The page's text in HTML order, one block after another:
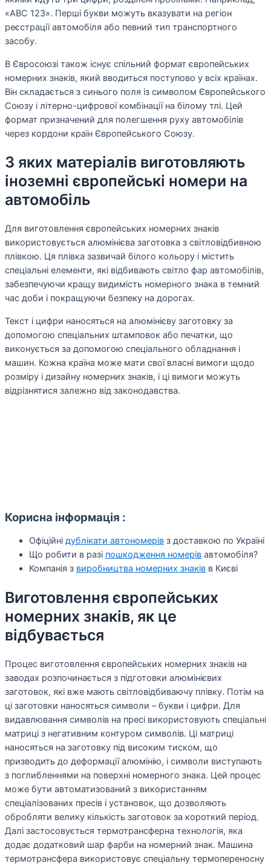
«ABC 123». Перші букви можуть вказувати на регіон
реєстрації автомобіля або певний тип транспортного
засобу.
В Євросоюзі також існує спільний формат європейських
номерних знаків, який вводиться поступово у всіх країнах.
Він складається з синього поля із символом Європейського
Союзу і літерно-цифрової комбінації на білому тлі. Цей
формат призначений для полегшення руху автомобілів
через кордони країн Європейського Союзу.
З яких матеріалів виготовляють
іноземні європейські номери на
автомобіль
Для виготовлення європейських номерних знаків
використовується алюмінієва заготовка з світловідбивною
плівкою. Ця плівка зазвичай білого кольору і містить
спеціальні елементи, які відбивають світло фар автомобілів,
забезпечуючи кращу видимість номерного знака в темний
час доби і покращуючи безпеку на дорогах.
Текст і цифри наносяться на алюмінієву заготовку за
допомогою спеціальних штамповок або печатки, що
виконується за допомогою спеціального обладнання і
машин. Кожна країна може мати свої власні вимоги щодо
розміру і дизайну номерних знаків, і ці вимоги можуть
відрізнятися залежно від законодавства.
Корисна інформація :
Офіційні дублікати автономерів з доставкою по Україні
Що робити в разі пошкодження номерів автомобіля?
Компанія з виробництва номерних знаків в Києві
Виготовлення європейських
номерних знаків, як це
відбувається
Процес виготовлення європейських номерних знаків на
заводах розпочинається з підготовки алюмінієвих
заготовок, які вже мають світловідбиваючу плівку. Потім на
ці заготовки наносяться символи – букви і цифри. Для
видавлювання символів на пресі використовують спеціальні
матриці з негативним контуром символів. Ці матриці
наносяться на заготовку під високим тиском, що
призводить до деформації алюмінію, і символи виступають
з поглибленнями на поверхні номерного знака. Цей процес
може бути автоматизований з використанням
спеціалізованих пресів і установок, що дозволяють
обробляти велику кількість заготовок за короткий період.
Далі застосовується термотрансферна технологія, яка
додає додатковий шар фарби на номерний знак. Машина
термотрансфера використовує спеціальну термопереносну